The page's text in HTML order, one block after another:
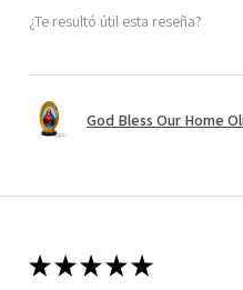
¿Te resultó útil esta reseña?
God Bless Our Home
★★★★★